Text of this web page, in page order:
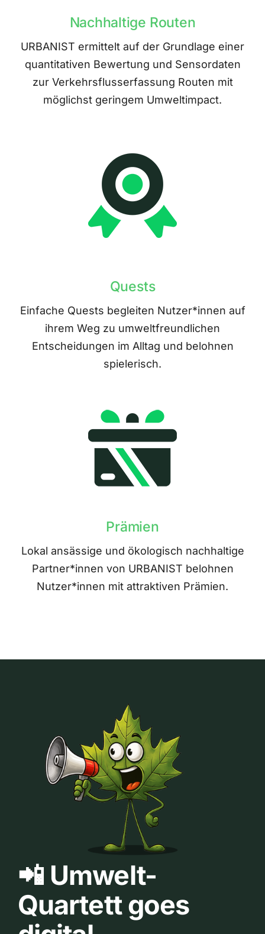
Nachhaltige Routen
URBANIST ermittelt auf der Grundlage einer
quantitativen Bewertung und Sensordaten
zur Verkehrsflusserfassung Routen mit
möglichst geringem Umweltimpact.
Quests
Einfache Quests begleiten Nutzer*innen auf
ihrem Weg zu umweltfreundlichen
Entscheidungen im Alltag und belohnen
spielerisch.
Prämien
Lokal ansässige und ökologisch nachhaltige
Partner*innen von URBANIST belohnen
Nutzer*innen mit attraktiven Prämien.
📲 Umwelt-
Quartett goes